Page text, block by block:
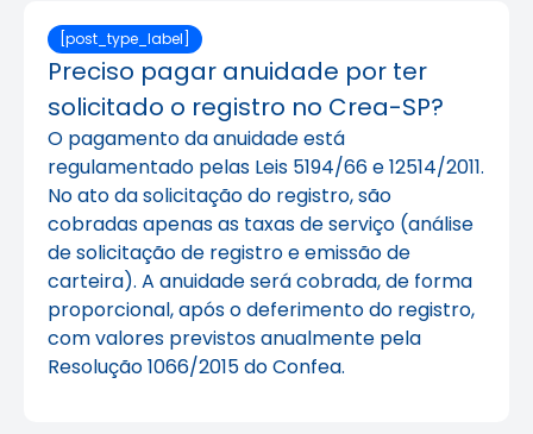
[post_type_label]
Preciso pagar anuidade por ter
solicitado o registro no Crea-SP?
O pagamento da anuidade está
regulamentado pelas Leis 5194/66 e 12514/2011.
No ato da solicitação do registro, são
cobradas apenas as taxas de serviço (análise
de solicitação de registro e emissão de
carteira). A anuidade será cobrada, de forma
proporcional, após o deferimento do registro,
com valores previstos anualmente pela
Resolução 1066/2015 do Confea.